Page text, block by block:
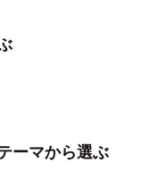
ーマから選ぶ